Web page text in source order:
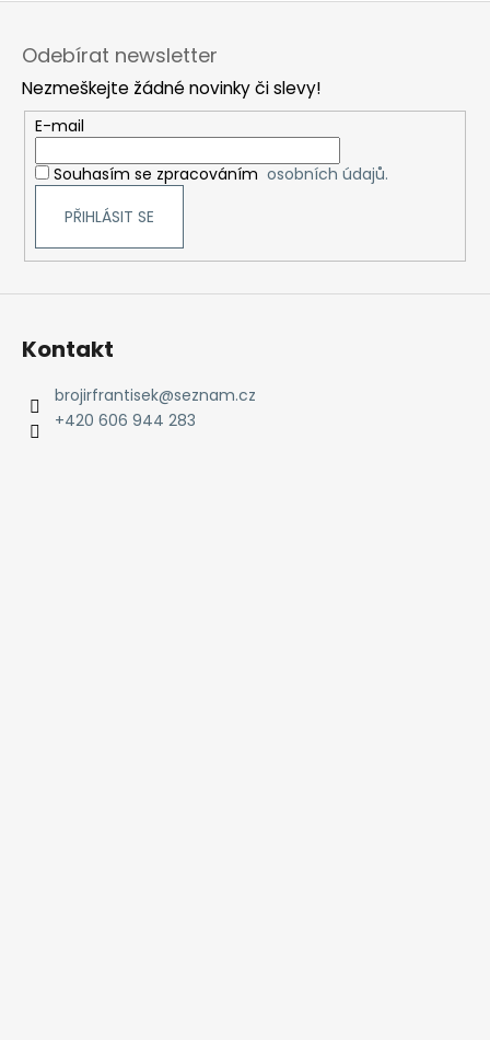
Z
Odebírat newsletter
Nezmeškejte žádné novinky či slevy!
E-mail
Souhasím se zpracováním osobních údajů.
PŘIHLÁSIT SE
Kontakt
brojirfrantisek@seznam.cz
+420 606 944 283